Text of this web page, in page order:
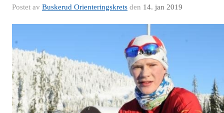
Postet av Buskerud Orienteringskrets den 14. jan 2019